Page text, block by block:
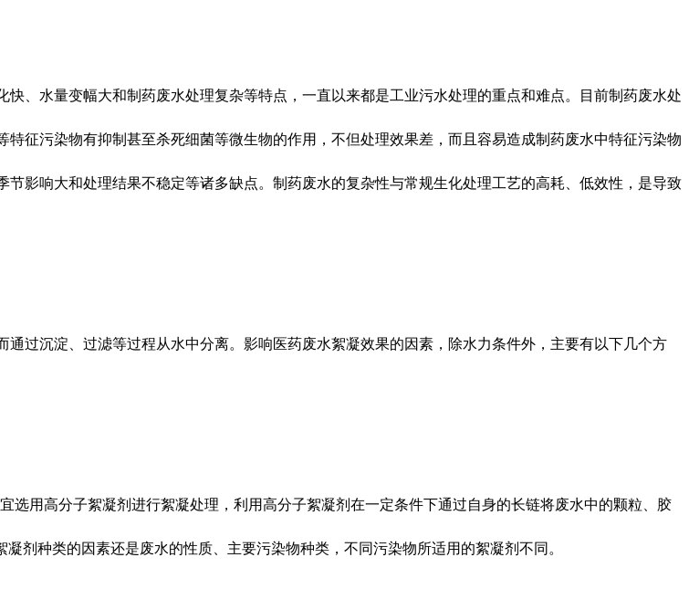
、水量变幅大和制药废水处理复杂等特点，一直以来都是工业污水处理的重点和难点。目前制药废水处
征污染物有抑制甚至杀死细菌等微生物的作用，不但处理效果差，而且容易造成制药废水中特征污染物
影响大和处理结果不稳定等诸多缺点。制药废水的复杂性与常规生化处理工艺的高耗、低效性，是导致
过沉淀、过滤等过程从水中分离。影响医药废水絮凝效果的因素，除水力条件外，主要有以下几个方
选用高分子絮凝剂进行絮凝处理，利用高分子絮凝剂在一定条件下通过自身的长链将废水中的颗粒、胶
剂种类的因素还是废水的性质、主要污染物种类，不同污染物所适用的絮凝剂不同。